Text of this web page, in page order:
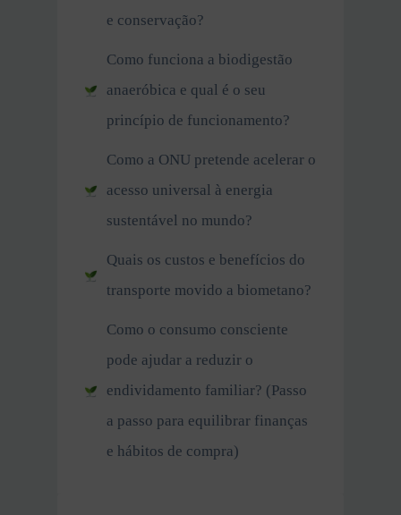
e conservação?
Como funciona a biodigestão
anaeróbica e qual é o seu
princípio de funcionamento?
Como a ONU pretende acelerar o
acesso universal à energia
sustentável no mundo?
Quais os custos e benefícios do
transporte movido a biometano?
Como o consumo consciente
pode ajudar a reduzir o
endividamento familiar? (Passo
a passo para equilibrar finanças
e hábitos de compra)